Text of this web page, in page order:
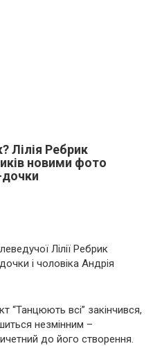
Лілія Ребрик
новими фото
дочки
Лілії Ребрик
і чоловіка Андрія
всі” закінчився,
незмінним –
до його створення.